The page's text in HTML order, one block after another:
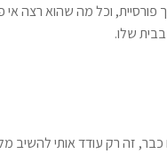
פורסיית, וכל מה שהוא רצה
שלו.
זה רק עודד אותי להשיב